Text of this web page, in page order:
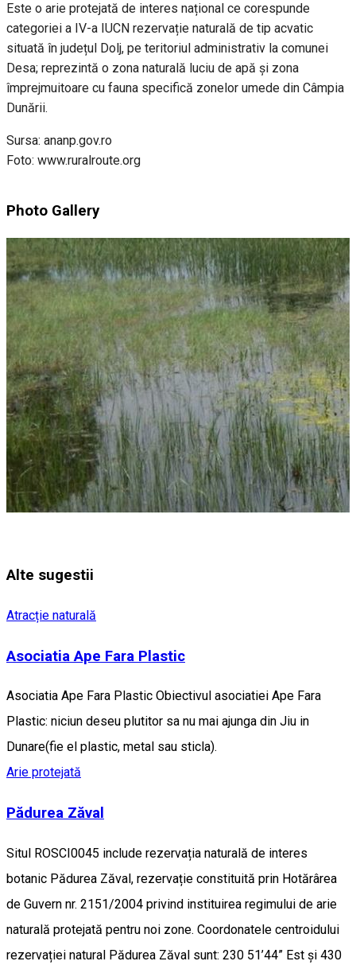
Este o arie protejată de interes național ce corespunde
categoriei a IV-a IUCN rezervație naturală de tip acvatic
situată în județul Dolj, pe teritoriul administrativ la comunei
Desa; reprezintă o zona naturală luciu de apă și zona
împrejmuitoare cu fauna specifică zonelor umede din Câmpia
Dunării.
Sursa: ananp.gov.ro
Foto: www.ruralroute.org
Photo Gallery
Alte sugestii
Atracție naturală
Asociatia Ape Fara Plastic
Asociatia Ape Fara Plastic Obiectivul asociatiei Ape Fara
Plastic: niciun deseu plutitor sa nu mai ajunga din Jiu in
Dunare(fie el plastic, metal sau sticla).
Arie protejată
Pădurea Zăval
Situl ROSCI0045 include rezervația naturală de interes
botanic Pădurea Zăval, rezervație constituită prin Hotărârea
de Guvern nr. 2151/2004 privind instituirea regimului de arie
naturală protejată pentru noi zone. Coordonatele centroidului
rezervației natural Pădurea Zăval sunt: 230 51’44” Est și 430